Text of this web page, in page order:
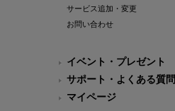
サービス追加・変更
お問い合わせ
イベント・プレゼント
サポート・よくある質問
マイページ